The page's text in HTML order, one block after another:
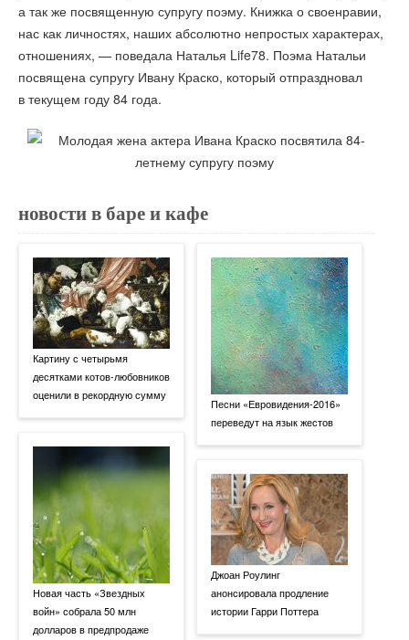
а так же посвященную супругу поэму. Книжка о своенравии,
нас как личностях, наших абсолютно непростых характерах,
отношениях, — поведала Наталья Life78. Поэма Натальи
посвящена супругу Ивану Краско, который отпраздновал
в текущем году 84 года.
новости в баре и кафе
Картину с четырьмя
десятками котов-любовников
оценили в рекордную сумму
Новая часть «Звездных
войн» собрала 50 млн
долларов в предпродаже
Песни «Евровидения-2016»
переведут на язык жестов
Джоан Роулинг
анонсировала продление
истории Гарри Поттера